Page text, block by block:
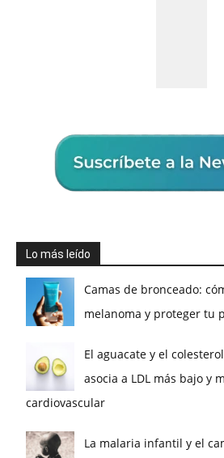
Lo más leído
Camas de bronceado:
melanoma y proteger tu
El aguacate y el
asocia a LDL más bajo y
cardiovascular
La malaria infantil y el